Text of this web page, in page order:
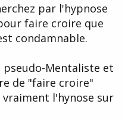
e
par l'hypnose
faire croire que
condamnable.
pseudo-Mentaliste et
de "faire croire"
l'hynose sur